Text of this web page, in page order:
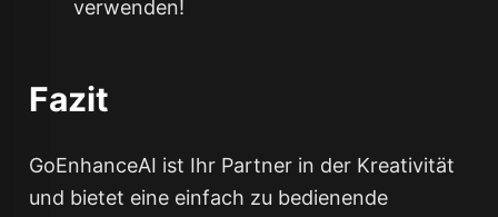
verwenden!
Fazit
GoEnhanceAI ist Ihr Partner in der Kreativität
und bietet eine einfach zu bedienende